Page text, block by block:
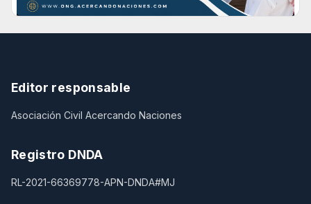
Editor responsable
Asociación Civil Acercando Naciones
Registro DNDA
RL-2021-66369778-APN-DNDA#MJ